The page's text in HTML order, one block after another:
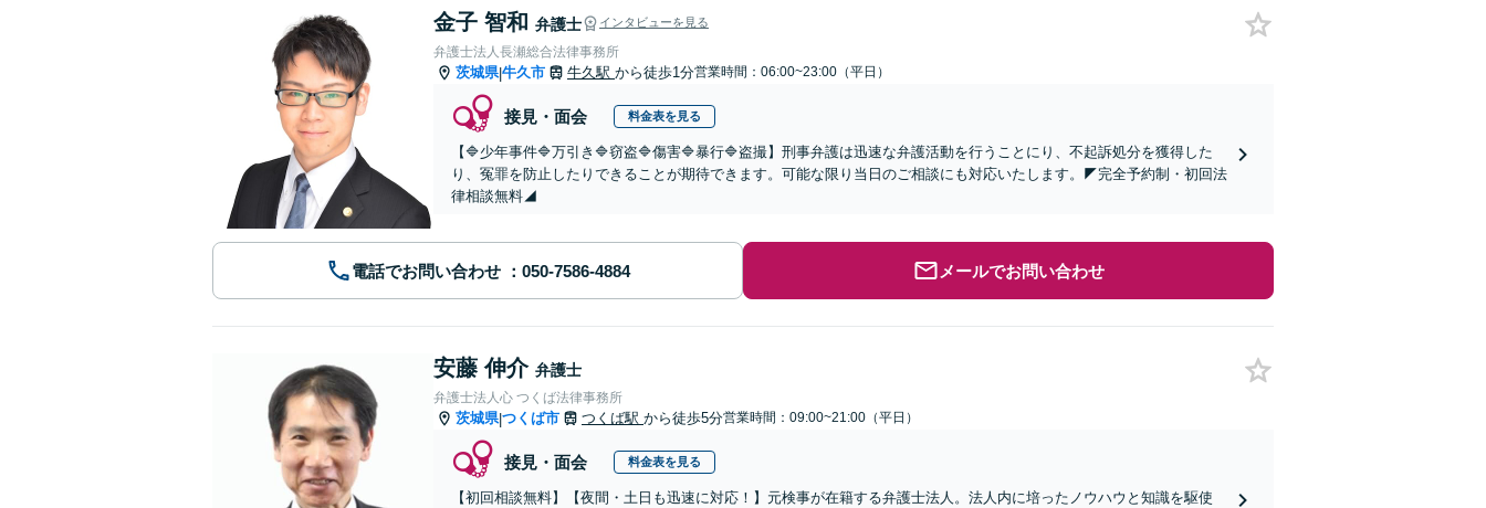
金子 智和 弁護士 インタビューを見る
弁護士法人長瀬総合法律事務所
茨城県|牛久市 牛久駅 から徒歩1分営業時間：06:00~23:00（平日）
接見・面会 料金表を見る
【🔷少年事件🔷万引き🔷窃盗🔷傷害🔷暴行🔷盗撮】刑事弁護は迅速な弁護活動を行うことにり、不起訴処分を獲得した
り、冤罪を防止したりできることが期待できます。可能な限り当日のご相談にも対応いたします。◤完全予約制・初回法
律相談無料◢
電話でお問い合わせ メールでお問い合わせ
安藤 伸介 弁護士
弁護士法人心 つくば法律事務所
茨城県|つくば市 つくば駅 から徒歩5分営業時間：09:00~21:00（平日）
接見・面会 料金表を見る
【初回相談無料】【夜間・土日も迅速に対応！】元検事が在籍する弁護士法人。法人内に培ったノウハウと知識を駆使